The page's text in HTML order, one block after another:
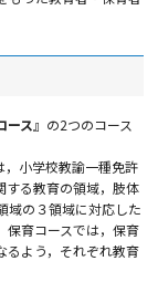
ース』の2つのコース
，小学校教諭一種免許
する教育の領域，肢体
域の３領域に対応した
保育コースでは，保育
るよう，それぞれ教育